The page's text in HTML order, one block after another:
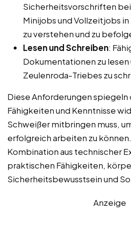
Sicherheitsvorschriften
Minijobs und Vollzeitjobs
zu verstehen und zu
Lesen und Schreiben:
Dokumentationen zu
Zeulenroda-Triebes zu
Diese Anforderungen spiegeln
Fähigkeiten und Kenntnisse
Schweißer mitbringen muss,
erfolgreich arbeiten zu
Kombination aus technischer
praktischen Fähigkeiten,
Sicherheitsbewusstsein und
Anzeige